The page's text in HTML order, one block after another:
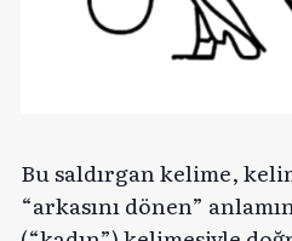
Bu saldırgan kelime,
“arkasını dönen”